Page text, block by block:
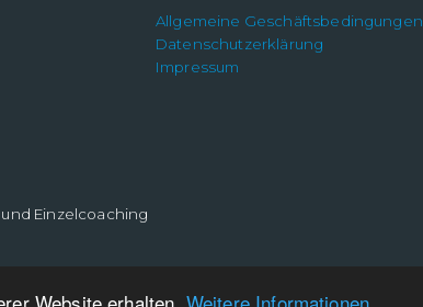
Website erhalten. Weitere Informationen
Allgemeine Geschäftsbedingungen
Datenschutzerklärung
Impressum
Einzelcoaching